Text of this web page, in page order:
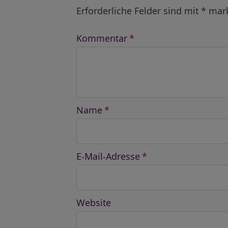
Erforderliche Felder sind mit *
Kommentar *
Name *
E-Mail-Adresse *
Website